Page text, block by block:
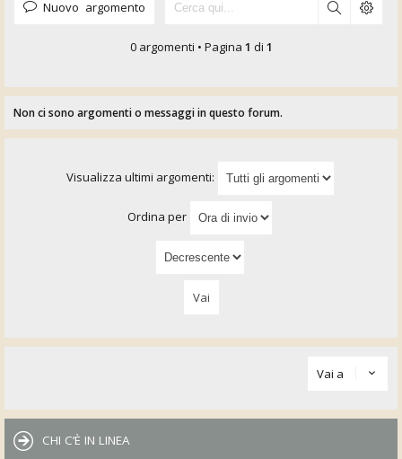
Nuovo argomento
0 argomenti • Pagina 1 di 1
Non ci sono argomenti o messaggi in questo forum.
Visualizza ultimi argomenti:
Ordina per
Vai a
CHI C’È IN LINEA